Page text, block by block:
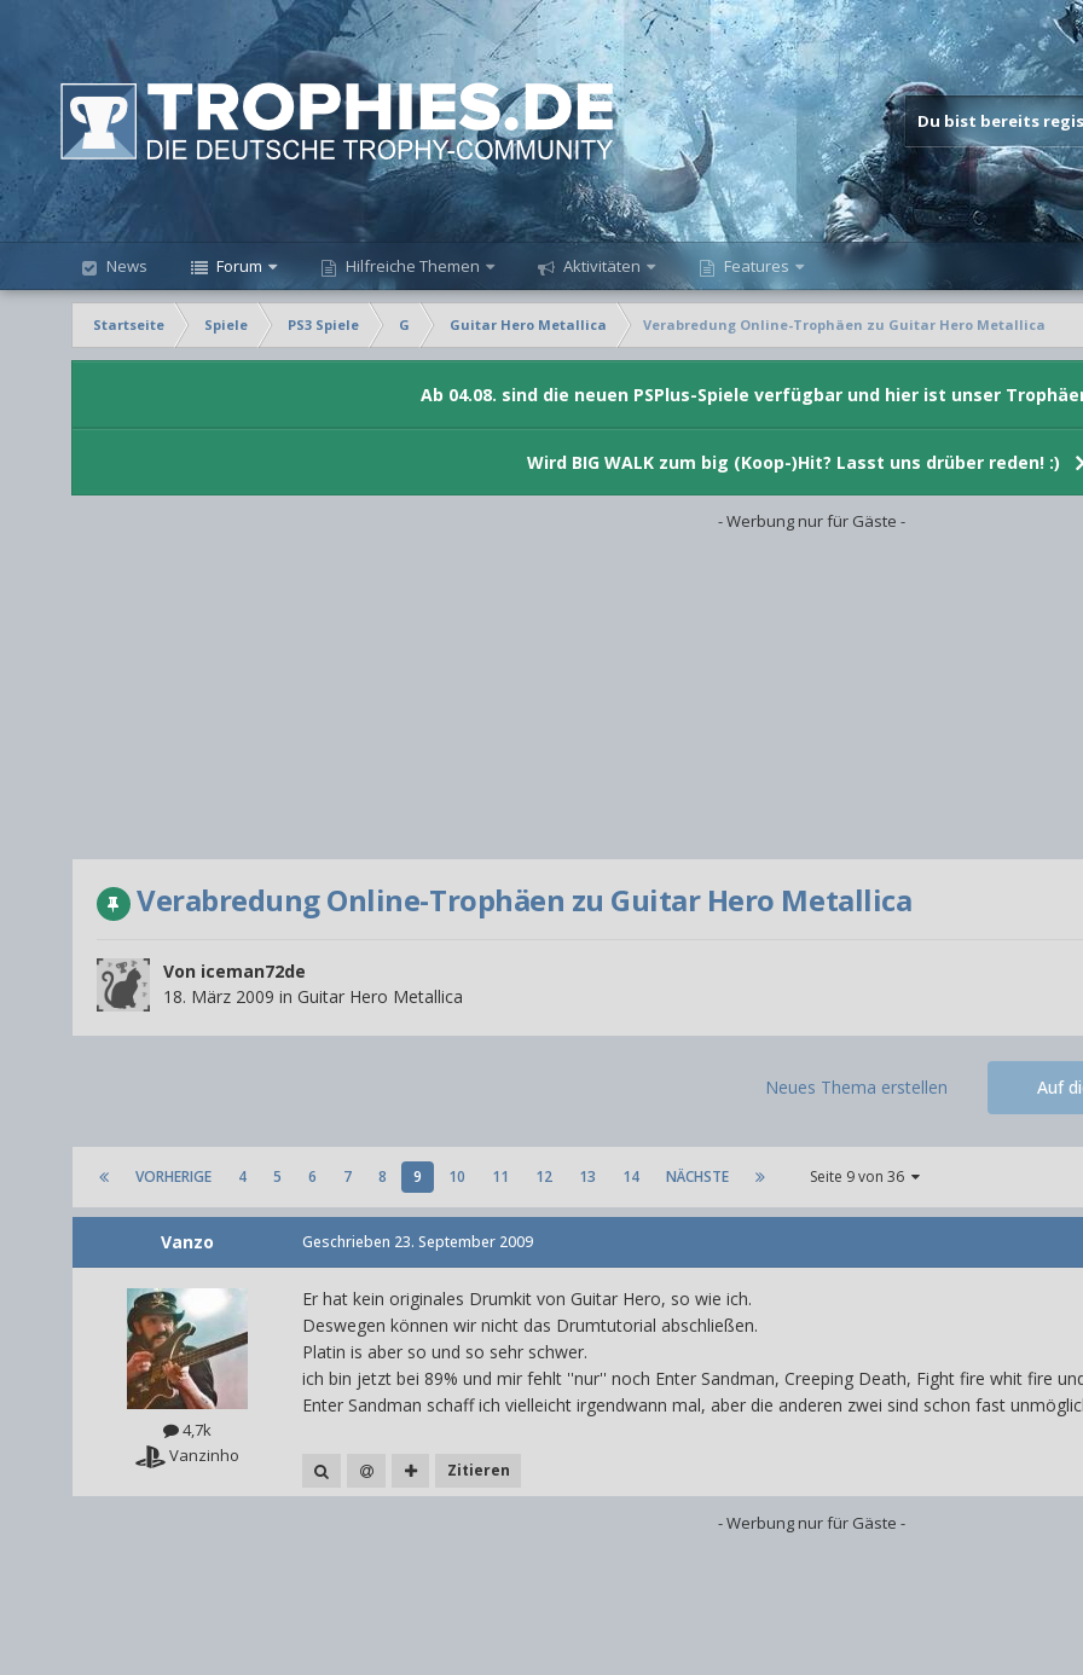
Du bist bereits
News Forum Hilfreiche Themen Aktivitäten Features
Startseite Spiele PS3 Spiele G Guitar Hero Metallica Verabredung Online-Trophäen zu Guitar Hero Metallica
Ab 04.08. sind die neuen PSPlus-Spiele verfügbar und hier ist unser
Wird BIG WALK zum big (Koop-)Hit? Lasst uns drüber reden! :)
- Werbung nur für Gäste -
Verabredung Online-Trophäen zu Guitar Hero Metallica
Von iceman72de
18. März 2009 in Guitar Hero Metallica
Auf
Neues Thema erstellen
VORHERIGE 4 5 6 7 8 9 10 11 12 13 14 NÄCHSTE Seite 9 von 36
Vanzo
4,7k
Vanzinho
Geschrieben 23. September 2009
Er hat kein originales Drumkit von Guitar Hero, so wie ich.
Deswegen können wir nicht das Drumtutorial abschließen.
Platin is aber so und so sehr schwer.
ich bin jetzt bei 89% und mir fehlt ''nur'' noch Enter Sandman, Creeping Death, Fight fire whit fire
Enter Sandman schaff ich vielleicht irgendwann mal, aber die anderen zwei sind schon fast
Zitieren
- Werbung nur für Gäste -